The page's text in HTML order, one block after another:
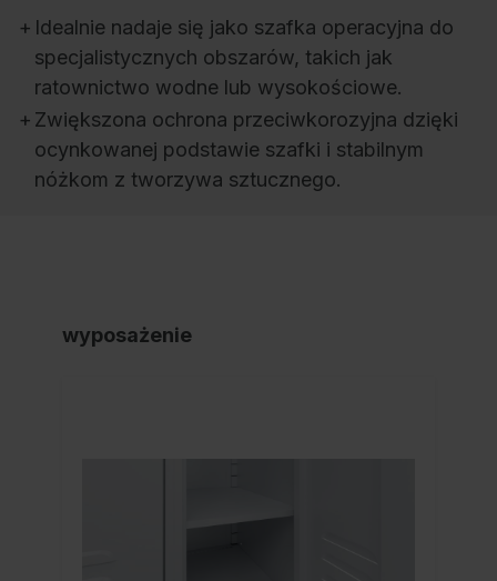
+ Idealnie nadaje się jako szafka operacyjna do
specjalistycznych obszarów, takich jak
ratownictwo wodne lub wysokościowe.
+ Zwiększona ochrona przeciwkorozyjna dzięki
ocynkowanej podstawie szafki i stabilnym
nóżkom z tworzywa sztucznego.
wyposażenie